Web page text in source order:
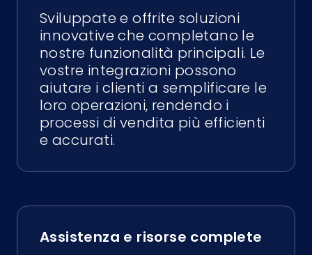
Sviluppate e offrite soluzioni
innovative che completano le
nostre funzionalità principali. Le
vostre integrazioni possono
aiutare i clienti a semplificare le
loro operazioni, rendendo i
processi di vendita più efficienti
e accurati.
Assistenza e risorse complete